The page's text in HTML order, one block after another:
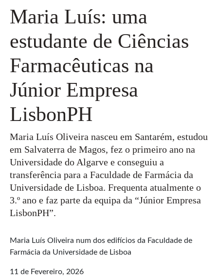
Maria Luís: uma
estudante de Ciências
Farmacêuticas na
Júnior Empresa
LisbonPH
Maria Luís Oliveira nasceu em Santarém, estudou
em Salvaterra de Magos, fez o primeiro ano na
Universidade do Algarve e conseguiu a
transferência para a Faculdade de Farmácia da
Universidade de Lisboa. Frequenta atualmente o
3.º ano e faz parte da equipa da “Júnior Empresa
LisbonPH”.
Maria Luís Oliveira num dos edifícios da Faculdade de
Farmácia da Universidade de Lisboa
11 de Fevereiro, 2026